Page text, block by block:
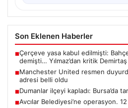
Son Eklenen Haberler
■Çerçeve yasa kabul edilmişti:
demişti… Yılmaz’dan kritik Demirtaş
■Manchester United resmen
adresi belli oldu
■Dumanlar ilçeyi kapladı: Bursa’da
■Avcılar Belediyesi’ne operasyon.